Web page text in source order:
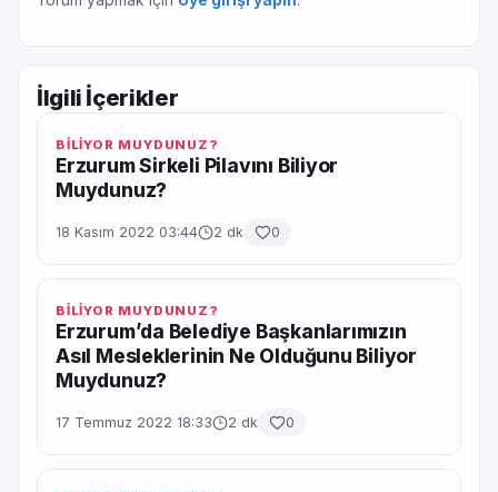
İlgili İçerikler
BİLİYOR MUYDUNUZ?
Erzurum Sirkeli Pilavını Biliyor
Muydunuz?
18 Kasım 2022 03:44 2 dk 0
BİLİYOR MUYDUNUZ?
Erzurum’da Belediye Başkanlarımızın
Asıl Mesleklerinin Ne Olduğunu Biliyor
Muydunuz?
17 Temmuz 2022 18:33 2 dk 0